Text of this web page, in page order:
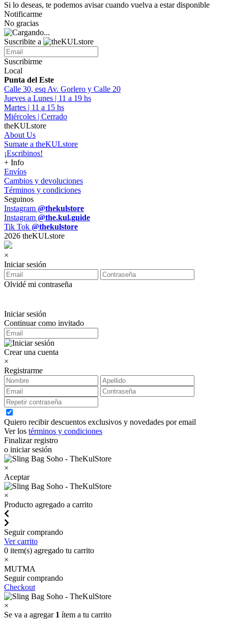
Si lo deseas, te podemos avisar cuando vuelva a estar disponible
Notificarme
No gracias
Suscribite a
Suscribirme
Local
Punta del Este
Calle 30, esq Av. Gorlero y Calle 20
Jueves a Lunes | 11 a 19 hs
Martes | 11 a 15 hs
Miércoles | Cerrado
theKULstore
About Us
Sumate a theKULstore
¡Escribinos!
+ Info
Envíos
Cambios y devoluciones
Términos y condiciones
Seguinos
Instagram @thekulstore
Instagram @the.kul.guide
Tik Tok @thekulstore
2026 theKULstore
×
Iniciar sesión
Olvidé mi contraseña
Iniciar sesión
Continuar como invitado
Crear una cuenta
×
Registrarme
Quiero recibir descuentos exclusivos y novedades por email
Ver los términos y condiciones
Finalizar registro
o iniciar sesión
×
Aceptar
×
Producto agregado a carrito
Seguir comprando
Ver carrito
0 item(s) agregado tu carrito
×
MUTMA
Seguir comprando
Checkout
×
Se va a agregar 1 ítem a tu carrito